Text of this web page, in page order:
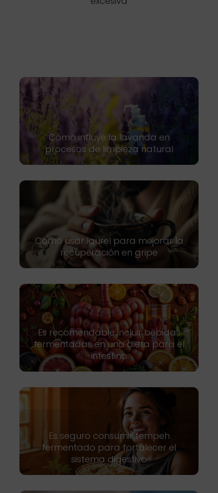
Cómo influye la lavanda en
procesos de limpieza natural
Cómo usar laurel para mejorar la
recuperación en gripe
Es recomendable incluir bebidas
fermentadas en una dieta para el
intestino
Es seguro consumir tempeh
fermentado para fortalecer el
sistema digestivo